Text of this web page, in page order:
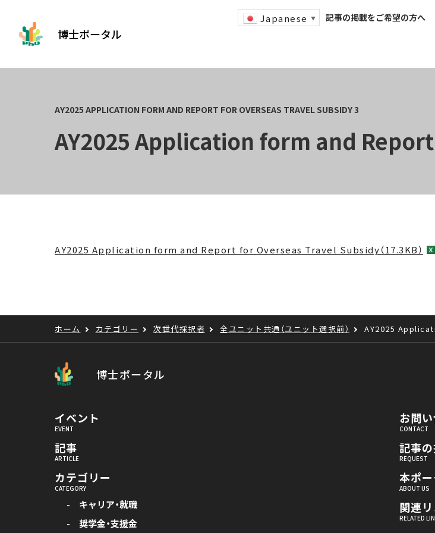
博士ポータル
Japanese ▼ 記事の掲載をご希望の方へ
AY2025 Application form and
AY2025 Application form and Report for Overseas Travel Subsidy（17.3KB）
ホーム カテゴリー 次世代採択者 全ユニット共通（ユニット選択前） AY2025
博士ポータル
イベント
記事
カテゴリー
キャリア・就職
奨学金・支援金
お問
記事
本ポ
関連